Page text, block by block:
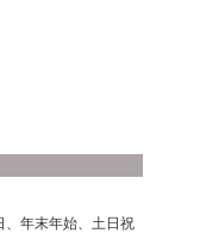
年末年始、土日祝